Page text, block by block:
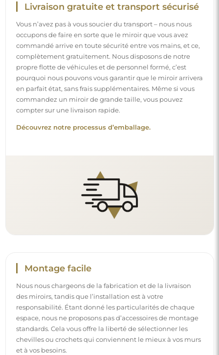
Livraison gratuite et transport sécurisé
Vous n’avez pas à vous soucier du transport – nous nous
occupons de faire en sorte que le miroir que vous avez
commandé arrive en toute sécurité entre vos mains, et ce,
complètement gratuitement. Nous disposons de notre
propre flotte de véhicules et de personnel formé, c’est
pourquoi nous pouvons vous garantir que le miroir arrivera
en parfait état, sans frais supplémentaires. Même si vous
commandez un miroir de grande taille, vous pouvez
compter sur une livraison rapide.
Découvrez notre processus d’emballage.
Montage facile
Nous nous chargeons de la fabrication et de la livraison
des miroirs, tandis que l’installation est à votre
responsabilité. Étant donné les particularités de chaque
espace, nous ne proposons pas d’accessoires de montage
standards. Cela vous offre la liberté de sélectionner les
chevilles ou crochets qui conviennent le mieux à vos murs
et à vos besoins.